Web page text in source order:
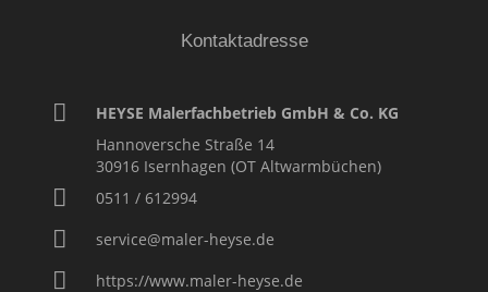
Kontaktadresse
HEYSE Malerfachbetrieb GmbH & Co. KG
Hannoversche Straße 14
30916 Isernhagen (OT Altwarmbüchen)
0511 / 612994
service@maler-heyse.de
https://www.maler-heyse.de